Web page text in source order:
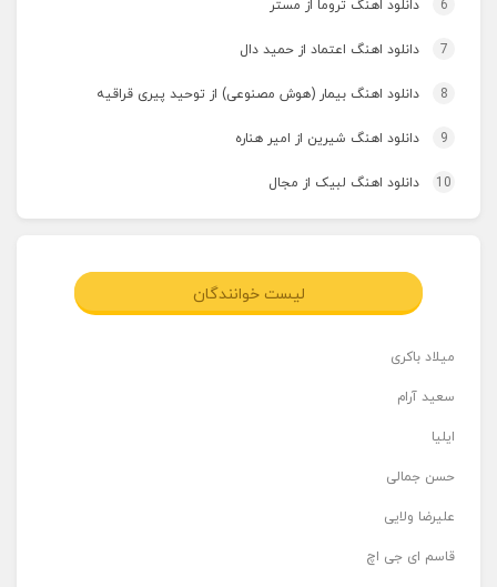
6 دانلود اهنگ تروما از مستر
7 دانلود اهنگ اعتماد از حمید دال
8 دانلود اهنگ بیمار (هوش مصنوعی) از توحید پیری قراقیه
9 دانلود اهنگ شیرین از امیر هناره
10 دانلود اهنگ لبیک از مجال
لیست خوانندگان
میلاد باکری
سعید آرام
ایلیا
حسن جمالی
علیرضا ولایی
قاسم ای جی اچ